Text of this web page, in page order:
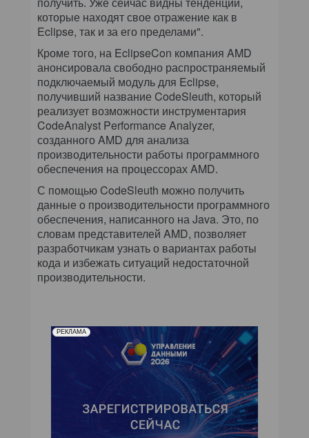
которые находят свое отражение как в
Eclipse, так и за его пределами".
Кроме того, на EclipseCon компания AMD
анонсировала свободно распространяемый
подключаемый модуль для Eclipse,
получивший название CodeSleuth, который
реализует возможности инструментария
CodeAnalyst Performance Analyzer,
созданного AMD для анализа
производительности работы программного
обеспечения на процессорах AMD.
С помощью CodeSleuth можно получить
данные о производительности программного
обеспечения, написанного на Java. Это, по
словам представителей AMD, позволяет
разработчикам узнать о вариантах работы
кода и избежать ситуаций недостаточной
производительности.
РЕКЛАМА